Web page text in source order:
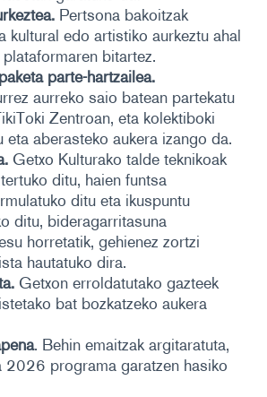
Pertsona bakoitzak
kultural edo artistiko aurkeztu ahal
bitartez.
parte-hartzailea.
aurreko saio batean partekatu
Zentroan, eta kolektiboki
eta aberasteko aukera izango da.
Getxo Kulturako talde teknikoak
ditu, haien funtsa
ditu eta ikuspuntu
ditu, bideragarritasuna
horretatik, gehienez zortzi
hautatuko dira.
Getxon erroldatutako gazteek
bat bozkatzeko aukera
. Behin emaitzak argitaratuta,
2026 programa garatzen hasiko